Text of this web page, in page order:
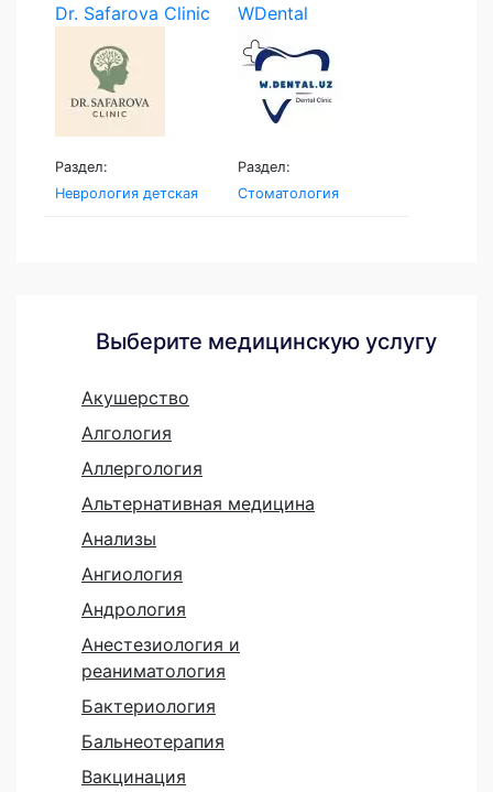
Dr. Safarova Clinic
Раздел:
Неврология детская
WDental
Раздел:
Стоматология
Выберите медицинскую услугу
Акушерство
Алгология
Аллергология
Альтернативная медицина
Анализы
Ангиология
Андрология
Анестезиология и
реаниматология
Бактериология
Бальнеотерапия
Вакцинация